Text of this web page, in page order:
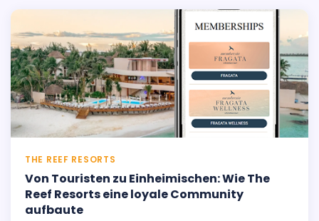
THE REEF RESORTS
Von Touristen zu Einheimischen: Wie The
Reef Resorts eine loyale Community
aufbaute